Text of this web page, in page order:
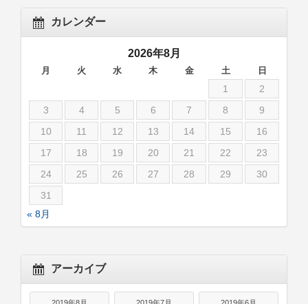
カレンダー
2026年8月
月 火 水 木 金 土 日
1
2
3
4 5 6 7 8
9
10
11 12 13 14 15
16
17
18 19 20 21 22
23
24
25 26 27 28 29
30
31
« 8月
アーカイブ